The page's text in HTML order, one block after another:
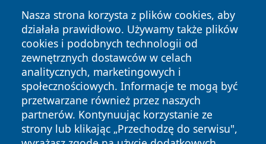
Nasza strona korzysta z plików cookies, aby
działała prawidłowo. Używamy także plików
cookies i podobnych technologii od
zewnętrznych dostawców w celach
analitycznych, marketingowych i
społecznościowych. Informacje te mogą być
przetwarzane również przez naszych
partnerów. Kontynuując korzystanie ze
strony lub klikając „Przechodzę do serwisu",
Copyright © 2026 ostrolecki24.pl Wszystkie prawa
zastrzeżone.
News Autorzy
Polityka
Prywatności
Polityka
Cookies